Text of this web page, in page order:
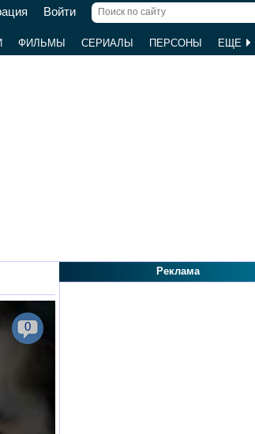
Войти
ФИЛЬМЫ СЕРИАЛЫ ПЕРСОНЫ ЕЩЕ
0
Реклама